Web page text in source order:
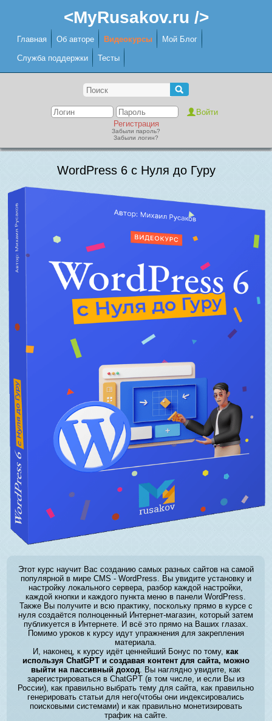
<MyRusakov.ru />
Главная Об авторе Видеокурсы Мой Блог
Служба поддержки Тесты
Регистрация
Забыли пароль?
Забыли логин?
WordPress 6 с Нуля до Гуру
Этот курс научит Вас созданию самых разных сайтов на самой
популярной в мире CMS - WordPress. Вы увидите установку и
настройку локального сервера, разбор каждой настройки,
каждой кнопки и каждого пункта меню в панели WordPress.
Также Вы получите и всю практику, поскольку прямо в курсе с
нуля создаётся полноценный Интернет-магазин, который затем
публикуется в Интернете. И всё это прямо на Ваших глазах.
Помимо уроков к курсу идут упражнения для закрепления
материала.
И, наконец, к курсу идёт ценнейший Бонус по тому,как
используя ChatGPT и создавая контент для сайта, можно
выйти на пассивный доход. Вы наглядно увидите, как
зарегистрироваться в ChatGPT (в том числе, и если Вы из
России), как правильно выбрать тему для сайта, как правильно
генерировать статьи для него(чтобы они индексировались
поисковыми системами) и как правильно монетизировать
трафик на сайте.